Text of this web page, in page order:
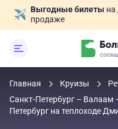
Выгодные билеты на
продаже
Главная Круизы
Санкт-Петербург – Валаам
Петербург на теплоходе